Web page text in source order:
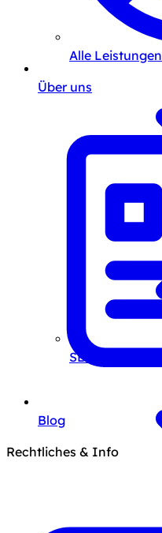
Alle Leistungen
SEO-Beratung
Über uns
Blog
Rechtliches & Info